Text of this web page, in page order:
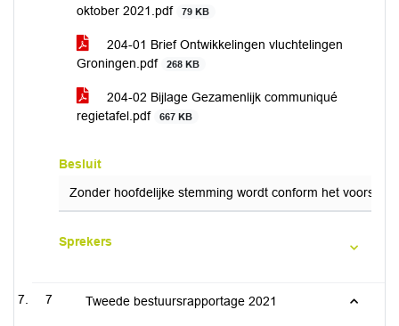
oktober 2021.pdf
79 KB
204-01 Brief Ontwikkelingen vluchtelingen
Groningen.pdf
268 KB
204-02 Bijlage Gezamenlijk communiqué
regietafel.pdf
667 KB
Besluit
Zonder hoofdelijke stemming wordt conform het voorstel
Sprekers
7 Tweede bestuursrapportage 2021